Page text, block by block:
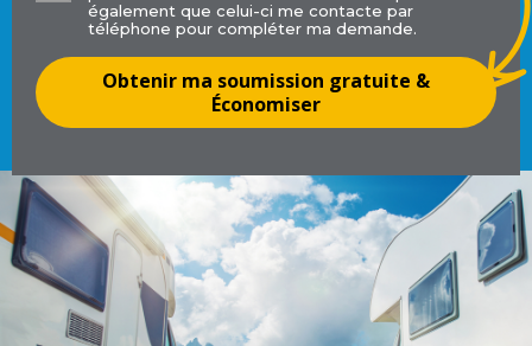
également que celui-ci me contacte par
téléphone pour compléter ma demande.